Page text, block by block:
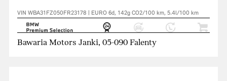
VIN WBA31FZ050FR23178 | EURO 6d, 142g CO2/100 km, 5.4l/100 km
Bawaria Motors Janki, 05-090 Falenty